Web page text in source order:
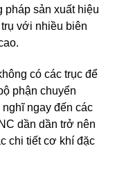
sản xuất hiệu
với nhiều biên
có các trục để
phận chuyển
ngay đến các
dần dần trở nên
chi tiết cơ khí đặc